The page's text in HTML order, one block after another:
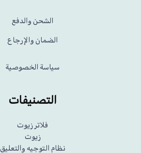
الشحن والدفع
الضمان والإرجاع
سياسة الخصوصية
التصنيفات
فلاتر زيوت
زيوت
نظام التوجيه والتعليق